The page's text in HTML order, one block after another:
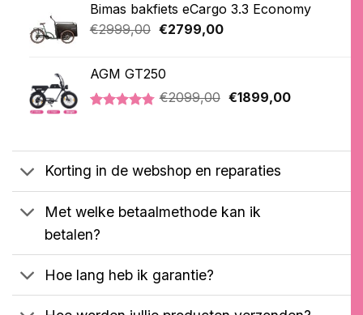
gebaseerd
op
klantbeoordelingen
€3799,00.€3599,00.
Bimas bakfiets eCargo 3.3 Economy
€2999,00 Oorspronkelijke
€2999,00.
€2799,00Huidige
AGM GT250
klantbeoordelingen
€2099,00 Oorspronkelijke
€1899,00Huidige
Korting in de webshop en reparaties
Met welke betaalmethode kan ik
betalen?
Hoe lang heb ik garantie?